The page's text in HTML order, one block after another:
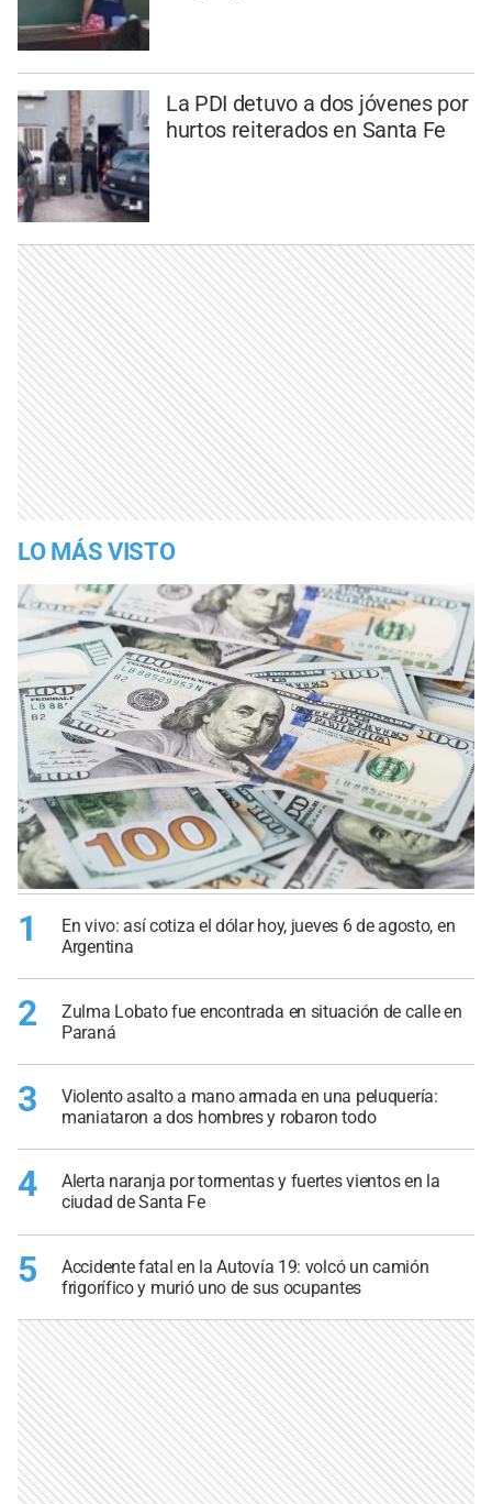
La PDI detuvo a dos jóvenes por
hurtos reiterados en Santa Fe
LO MÁS VISTO
1
En vivo: así cotiza el dólar hoy, jueves 6 de agosto, en
Argentina
2
Zulma Lobato fue encontrada en situación de calle en
Paraná
3
Violento asalto a mano armada en una peluquería:
maniataron a dos hombres y robaron todo
4
Alerta naranja por tormentas y fuertes vientos en la
ciudad de Santa Fe
5
Accidente fatal en la Autovía 19: volcó un camión
frigorífico y murió uno de sus ocupantes